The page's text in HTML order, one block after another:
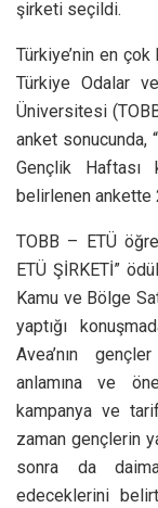
şirketi seçildi.
Türkiye’nin en
Türkiye Odalar
Üniversitesi
anket sonucunda,
Gençlik Haftası
belirlenen ankette
TOBB – ETÜ
ETÜ ŞİRKETİ”
Kamu ve Bölge
yaptığı
Avea’nın
anlamına ve
kampanya ve
zaman gençlerin
sonra da
edeceklerini